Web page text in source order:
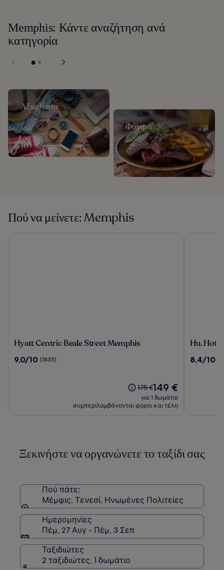
Memphis: Κάντε αναζήτηση ανά
κατηγορία
Αξιοθέατα
Φαγητό
Πού να μείνετε: Memphis
Hyatt
Beale
Hyatt Centric Beale Street Memphis
9.0
9,0/10 (1835)
Η
τιμή
ήταν
σχετικά
με
τιμή.
175 €Η
τιμή
είναι
149 €
για 1 δωμάτιο
συμπεριλαμβάνονται φόροι και τέλη
Hu.
Hu. Hotel
8.4
8,4/10
Ξεκινήστε να οργανώνετε το ταξίδι σας
Πού πάτε;
Μέμφις, Τενεσί, Ηνωμένες Πολιτείες
Ημερομηνίες
Πέμ, 27 Αυγ - Πέμ, 3 Σεπ
Ταξιδιώτες
2 ταξιδιώτες, 1 δωμάτιο